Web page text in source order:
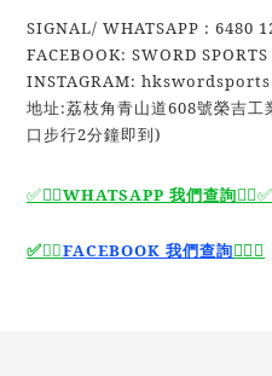
SIGNAL/ WHATSAPP : 6480
FACEBOOK: SWORD
INSTAGRAM: hkswordsports
地址:荔枝角青山道608號榮吉
口步行2分鐘即到)
✅🙆‍♂️WHATSAPP 我們查詢🙆‍♂️✅
✅🙆‍♂️FACEBOOK 我們查詢🙆‍♂️✅